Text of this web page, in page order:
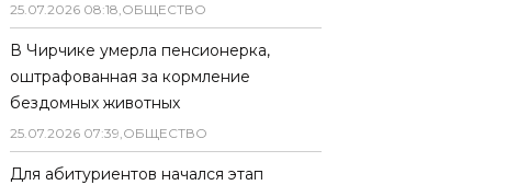
25.07.2026 08:18,ОБЩЕСТВО
В Чирчике умерла пенсионерка,
оштрафованная за кормление
бездомных животных
25.07.2026 07:39,ОБЩЕСТВО
Для абитуриентов начался этап